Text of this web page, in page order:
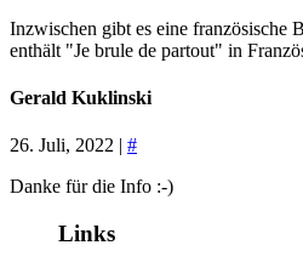
Inzwischen gibt es eine französische
enthält "Je brule de partout" in
Gerald Kuklinski
26. Juli, 2022 | #
Danke für die Info :-)
Links